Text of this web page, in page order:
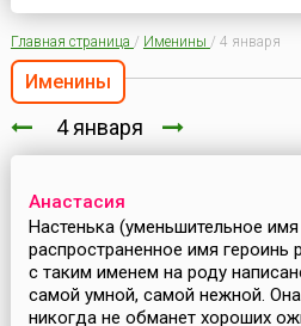
Главная страница / Именины / 4 января
Именины
4 января
Анастасия
Настенька (уменьшительное
распространенное имя героинь
с таким именем на роду
самой умной, самой нежной.
никогда не обманет хороших